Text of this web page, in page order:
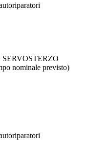
SERVOSTERZO
nominale previsto)